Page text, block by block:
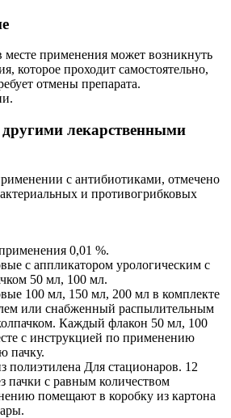
месте применения может возникнуть
которое проходит самостоятельно,
отмены препарата.
другими лекарственными
с антибиотиками, отмечено
и противогрибковых
0,01 %.
с аппликатором урологическим с
50 мл, 100 мл.
100 мл, 150 мл, 200 мл в комплекте
или снабженный распылительным
Каждый флакон 50 мл, 100
с инструкцией по применению
пачку.
полиэтилена Для стационаров. 12
пачки с равным количеством
помещают в коробку из картона